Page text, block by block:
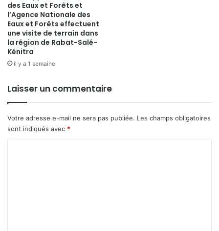
des Eaux et Forêts et
l’Agence Nationale des
Eaux et Forêts effectuent
une visite de terrain dans
la région de Rabat-Salé-
Kénitra
il y a 1 semaine
Laisser un commentaire
Votre adresse e-mail ne sera pas publiée. Les champs obligatoires
sont indiqués avec *